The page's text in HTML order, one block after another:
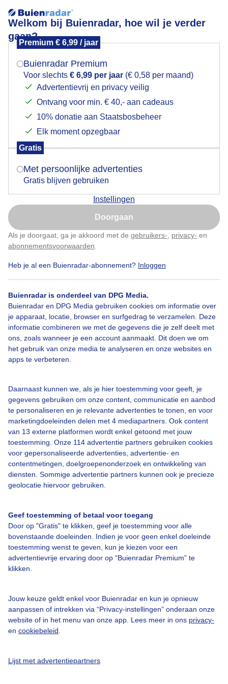
Welkom bij Buienradar, hoe wil je verder
gaan?
Premium € 6,99 / jaar
Buienradar Premium
Voor slechts € 6,99 per jaar (€ 0,58 per maand)
Advertentievrij en privacy veilig
Ontvang voor min. € 40,- aan cadeaus
10% donatie aan Staatsbosbeheer
Elk moment opzegbaar
Gratis
Met persoonlijke advertenties
Gratis blijven gebruiken
Instellingen
Doorgaan
Als je doorgaat, ga je akkoord met de gebruikers- privacy- en
abonnementsvoorwaarden
Heb je al een Buienradar-abonnement? Inloggen
Buienradar is onderdeel van DPG Media.
Buienradar en DPG Media gebruiken cookies om informatie over
je apparaat, locatie, browser en surfgedrag te verzamelen. Deze
informatie combineren we met de gegevens die je zelf deelt met
ons, zoals wanneer je een account aanmaakt. Dit doen we om
het gebruik van onze media te analyseren en onze websites en
apps te verbeteren.
Daarnaast kunnen we, als je hier toestemming voor geeft, je
gegevens gebruiken om onze content, communicatie en aanbod
te personaliseren en je relevante advertenties te tonen, en voor
marketingdoeleinden delen met 4 mediapartners. Ook content
van 13 externe platformen wordt enkel getoond met jouw
toestemming. Onze 114 advertentie partners gebruiken cookies
voor gepersonaliseerde advertenties, advertentie- en
contentmetingen, doelgroepenonderzoek en ontwikkeling van
diensten. Sommige advertentie partners kunnen ook je precieze
geolocatie hiervoor gebruiken.
Geef toestemming of betaal voor toegang
Door op "Gratis" te klikken, geef je toestemming voor alle
bovenstaande doeleinden. Indien je voor geen enkel doeleinde
toestemming wenst te geven, kun je kiezen voor een
advertentievrije ervaring door op “Buienradar Premium” te
klikken.
Jouw keuze geldt enkel voor Buienradar en kun je opnieuw
aanpassen of intrekken via “Privacy-instellingen” onderaan onze
website of in het menu van onze app. Lees meer in ons privacy-
en cookiebeleid
Lijst met advertentiepartners
Wegtrekkende bewolking
Door: Gert de Bruijn Gemaakt: 16-06-2026, 19x bekeken
Zon Wolken
Bekijk slideshow
Over Buienradar
Bedrijfsgegevens
Contact
Toegankelijkheid
Gebruikersvoorwaarden
Adverteren
Privacy beleid
Cookie beleid
Mogen we je locatie gebruiken voor het
Indien je hier nog geen akkoord op hebt gegeven,
verschijnt er zo een pop-up uit je browser waarin
Is goed, toon de popup
Nu niet, misschien later
Klik hierom dit aan te passen